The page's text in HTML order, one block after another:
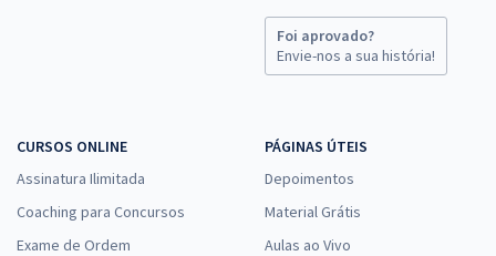
Foi aprovado?
Envie-nos a sua história!
CURSOS ONLINE
Assinatura Ilimitada
Coaching para Concursos
Exame de Ordem
PÁGINAS ÚTEIS
Depoimentos
Material Grátis
Aulas ao Vivo